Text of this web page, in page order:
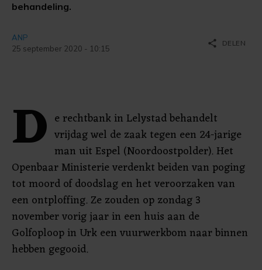
behandeling.
ANP
25 september 2020 - 10:15
share DELEN
D e rechtbank in Lelystad behandelt
vrijdag wel de zaak tegen een 24-jarige
man uit Espel (Noordoostpolder). Het
Openbaar Ministerie verdenkt beiden van poging
tot moord of doodslag en het veroorzaken van
een ontploffing. Ze zouden op zondag 3
november vorig jaar in een huis aan de
Golfoploop in Urk een vuurwerkbom naar binnen
hebben gegooid.